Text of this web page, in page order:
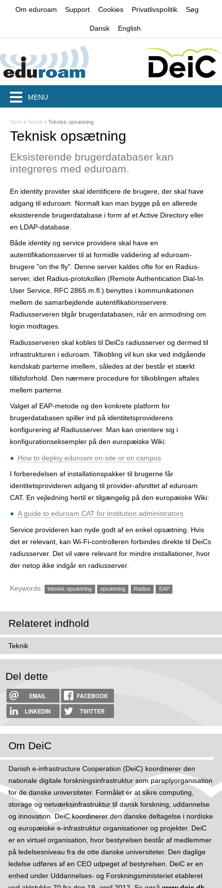
Jump to navigation
Om eduroam Support Cookies Privatlivspolitik Søg
Dansk English
D
u
e
h
r
Hjem › Teknik › Teknisk opsætning
Teknisk opsætning
Eksisterende brugerdatabaser kan
integreres med eduroam.
En identity provider skal identificere de brugere, der skal have
adgang til eduroam. Normalt kan man bygge på en allerede
eksisterende brugerdatabase i form af et Active Directory eller
en LDAP-database.
Både identity og service providere skal have en
autentifikationsserver til at formidle validering af eduroam-
brugere "on the fly". Denne server kaldes ofte for en Radius-
server, idet Radius-protokollen (Remote Authentication Dial-In
User Service, RFC 2865 m.fl.) benyttes i kommunikationen
mellem de samarbejdende autentifikationsservere.
Radiusserveren tilgår brugerdatabasen, når en anmodning om
login modtages.
Radiusserveren skal kobles til DeiCs radiusserver og dermed til
infrastrukturen i eduroam. Tilkobling vil kun ske ved indgående
kendskab parterne imellem, således at der består et stærkt
tillidsforhold. Den nærmere procedure for tilkoblingen aftales
mellem parterne.
Valget af EAP-metode og den konkrete platform for
brugerdatabasen spiller ind på identitetsproviderens
konfigurering af Radiusserver. Man kan orientere sig i
konfigurationseksempler på den europæiske Wiki:
How to deploy eduroam on-site or on campus
I forberedelsen af installationspakker til brugerne får
identitetsprovideren adgang til provider-afsnittet af eduroam
CAT. En vejledning hertil er tilgængelig på den europæiske Wiki:
A guide to eduroam CAT for institution administrators
Service provideren kan nyde godt af en enkel opsætning. Hvis
det er relevant, kan Wi-Fi-controlleren forbindes direkte til DeiCs
radiusserver. Det vil være relevant for mindre installationer, hvor
der netop ikke indgår en radiusserver.
Keywords: teknisk opsætning opsætning Radius EAP
MENU
Relateret indhold
Teknik
Del dette
EMAIL
FACEBOOK
LINKEDIN
TWITTER
Om DeiC
Danish e-infrastructure Cooperation (DeiC) koordinerer den
nationale digitale forskningsinfrastruktur som paraplyorganisation
for de danske universiteter. Formålet er at sikre computing,
storage og netværksinfrastruktur til dansk forskning, uddannelse
og innovation. DeiC koordinerer den danske deltagelse i nordiske
og europæiske e-infrastruktur organisationer og projekter. DeiC
er en virtuel organisation, hvor bestyrelsen består af medlemmer
på ledelsesniveau fra de otte danske universiteter. Den daglige
ledelse udføres af en CEO udpeget af bestyrelsen. DeiC er en
enhed under Uddannelses- og Forskningsministeriet etableret